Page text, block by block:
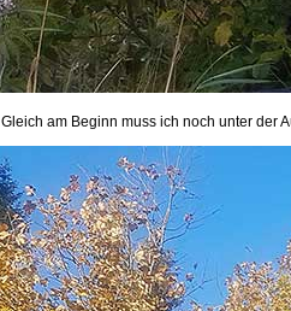
Gleich am Beginn muss ich noch unter der